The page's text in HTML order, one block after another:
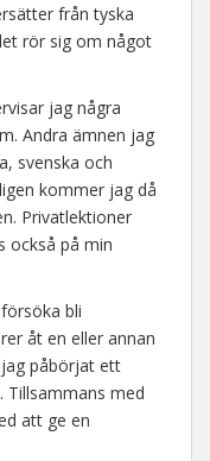
från tyska
rör sig om något
jag några
Andra ämnen jag
svenska och
kommer jag då
Privatlektioner
också på min
bli
åt en eller annan
jag påbörjat ett
med
att ge en